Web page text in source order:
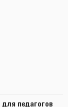
педагогов